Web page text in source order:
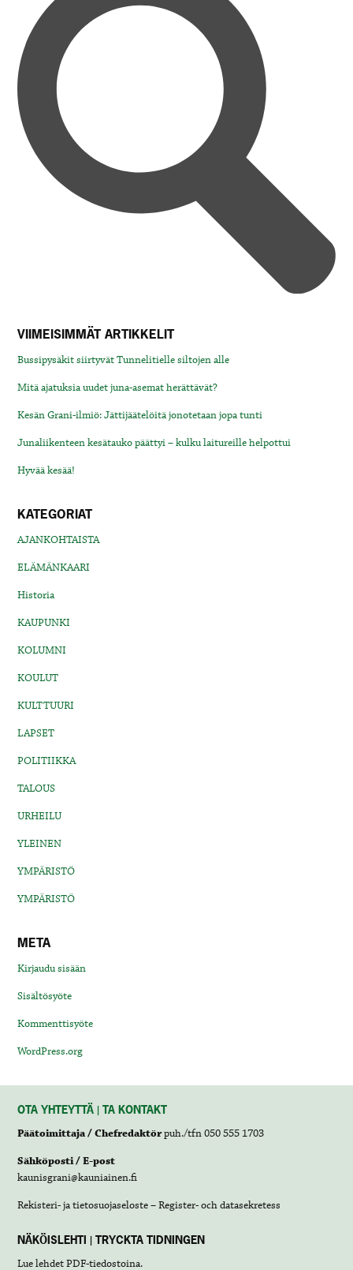
VIIMEISIMMÄT ARTIKKELIT
Bussipysäkit siirtyvät Tunnelitielle siltojen alle
Mitä ajatuksia uudet juna-asemat herättävät?
Kesän Grani-ilmiö: Jättijäätelöitä jonotetaan jopa tunti
Junaliikenteen kesätauko päättyi – kulku laitureille helpottui
Hyvää kesää!
KATEGORIAT
AJANKOHTAISTA
ELÄMÄNKAARI
Historia
KAUPUNKI
KOLUMNI
KOULUT
KULTTUURI
LAPSET
POLITIIKKA
TALOUS
URHEILU
YLEINEN
YMPÄRISTÖ
YMPÄRISTÖ
META
Kirjaudu sisään
Sisältösyöte
Kommenttisyöte
WordPress.org
OTA YHTEYTTÄ | TA KONTAKT
Päätoimittaja / Chefredaktörpuh./tfn 050 555 1703
Sähköposti / E-post
kaunisgrani@kauniainen.fi
Rekisteri- ja tietosuojaseloste – Register- och datasekretess
NÄKÖISLEHTI | TRYCKTA TIDNINGEN
Lue lehdetPDF-tiedostoina.